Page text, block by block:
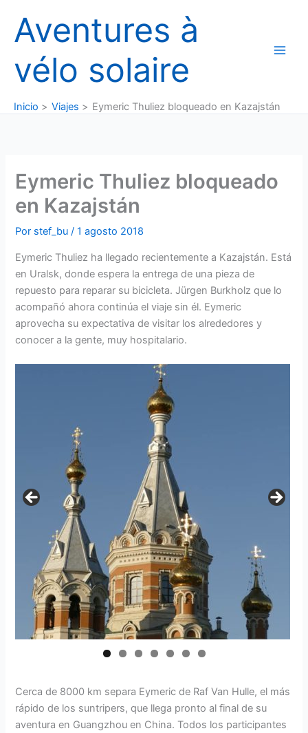
contenido
Aventures à
vélo solaire
Inicio Viajes Eymeric Thuliez bloqueado en Kazajstán
Eymeric Thuliez bloqueado
en Kazajstán
Por stef_bu/1 agosto 2018
Eymeric Thuliez ha llegado recientemente a Kazajstán. Está
en Uralsk, donde espera la entrega de una pieza de
repuesto para reparar su bicicleta. Jürgen Burkholz que lo
acompañó ahora continúa el viaje sin él. Eymeric
aprovecha su expectativa de visitar los alrededores y
conocer a la gente, muy hospitalario.
Cerca de 8000 km separa Eymeric de Raf Van Hulle, el más
rápido de los suntripers, que llega pronto al final de su
aventura en Guangzhou en China. Todos los participantes